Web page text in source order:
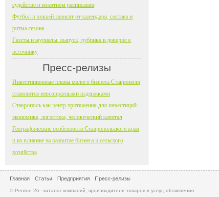
судействе и понятном расписании
Футбол и хоккей зависят от календаря, состава и
ритма сезона
Газеты и журналы: выпуск, рубрика и доверие к
источнику
Пресс-релизы
Инвестиционные планы малого бизнеса Ставрополя
становятся невозвратными издержками
Ставрополь как центр притяжения для инвестиций:
экономика, логистика, человеческий капитал
Географические особенности Ставропольского края
и их влияние на развитие бизнеса и сельского
хозяйства
Главная Статьи Предприятия Пресс-релизы
© Регион 26 - каталог компаний, производители товаров и услуг, объявления